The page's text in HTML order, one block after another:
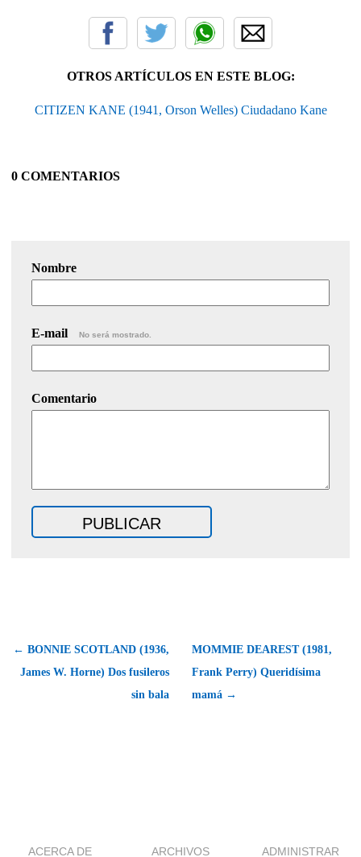
OTROS ARTÍCULOS EN ESTE BLOG:
CITIZEN KANE (1941, Orson Welles) Ciudadano Kane
0 COMENTARIOS
Nombre
E-mail No será mostrado.
Comentario
← BONNIE SCOTLAND (1936,
James W. Horne) Dos fusileros
sin bala
MOMMIE DEAREST (1981,
Frank Perry) Queridísima
mamá →
ACERCA DE ARCHIVOS ADMINISTRAR